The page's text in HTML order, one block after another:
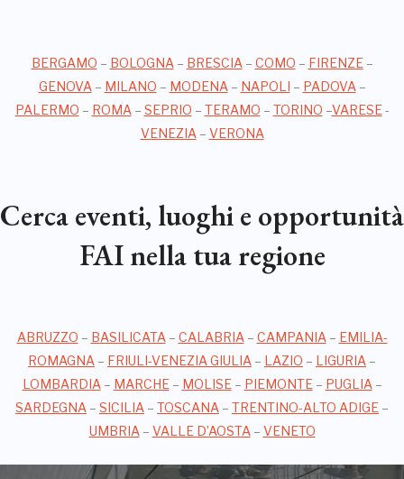
BERGAMO – BOLOGNA– BRESCIA– COMO – FIRENZE–
GENOVA– MILANO – MODENA– NAPOLI – PADOVA–
PALERMO – ROMA– SEPRIO – TERAMO – TORINO –VARESE-
VENEZIA– VERONA
Cerca eventi, luoghi e opportunità
FAI nella tua regione
ABRUZZO – BASILICATA– CALABRIA– CAMPANIA– EMILIA-
ROMAGNA – FRIULI-VENEZIA GIULIA – LAZIO – LIGURIA –
LOMBARDIA– MARCHE– MOLISE– PIEMONTE– PUGLIA–
SARDEGNA – SICILIA – TOSCANA – TRENTINO-ALTO ADIGE –
UMBRIA– VALLE D’AOSTA– VENETO